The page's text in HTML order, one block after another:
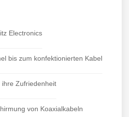
Electronics
bis zum konfektionierten Kabel
Zufriedenheit
von Koaxialkabeln